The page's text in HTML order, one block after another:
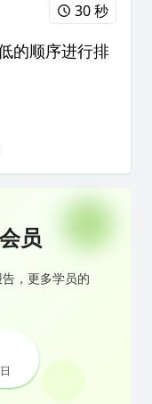
30 秒
的顺序进行排
会员
，更多学员的